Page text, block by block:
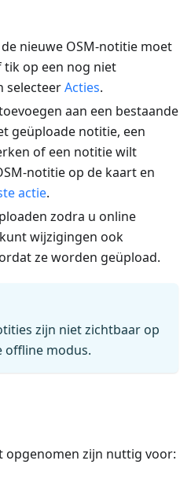
nieuwe OSM-notitie moet
op een nog niet
selecteerActies.
aan een bestaande
geüploade notitie, een
of een notitie wilt
notitie op de kaart en
actie.
zodra u online
wijzigingen ook
ze worden geüpload.
zijn niet zichtbaar op
offline modus.
opgenomen zijn nuttig voor: